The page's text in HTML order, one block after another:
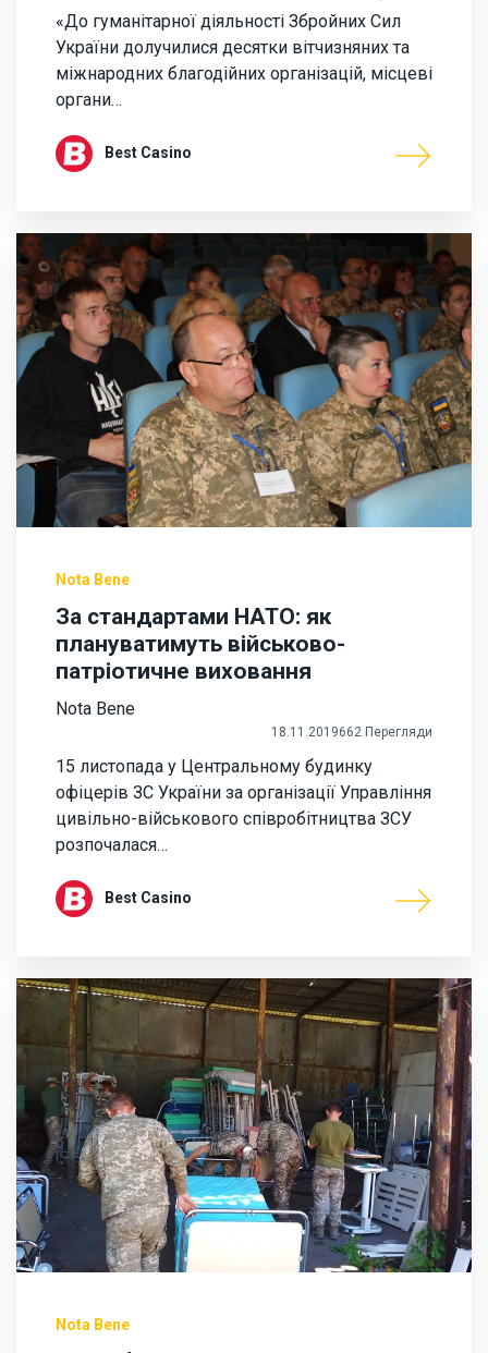
«До гуманітарної діяльності Збройних Сил
України долучилися десятки вітчизняних та
міжнародних благодійних організацій, місцеві
органи…
Best Casino
Nota Bene
За стандартами НАТО: як
плануватимуть військово-
патріотичне виховання
Nota Bene
18.11.2019662 Перегляди
15 листопада у Центральному будинку
офіцерів ЗС України за організації Управління
цивільно-військового співробітництва ЗСУ
розпочалася…
Best Casino
Nota Bene